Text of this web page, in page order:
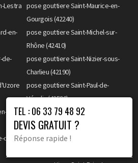
Lestra pose gouttiere Saint-Maurice-en-
Gourgois (42240)
en-
pose gouttiere Saint-Michel-sur-
Rhône (42410)
de-
pose gouttiere Saint-Nizier-sous-
Charlieu (42190)
pose gouttiere Saint-Paul-de-
Vézelin (42590)
pose gouttiere Saint-Paul-en-
Jarez (42740)
pose gouttiere Saint-Pierre-la-
TEL : 06 33 79 48 92
DEVIS GRATUIT ?
Réponse rapide !